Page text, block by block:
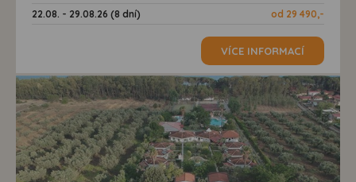
22.08. - 29.08.26 (8 dní)
od 29 490,-
VÍCE INFORMACÍ